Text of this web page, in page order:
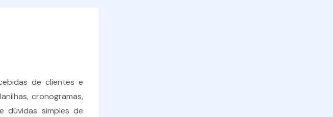
de clientes e
cronogramas,
dúvidas simples de